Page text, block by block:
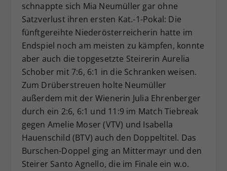
schnappte sich Mia Neumüller gar ohne
Satzverlust ihren ersten Kat.-1-Pokal: Die
fünftgereihte Niederösterreicherin hatte im
Endspiel noch am meisten zu kämpfen, konnte
aber auch die topgesetzte Steirerin Aurelia
Schober mit 7:6, 6:1 in die Schranken weisen.
Zum Drüberstreuen holte Neumüller
außerdem mit der Wienerin Julia Ehrenberger
durch ein 2:6, 6:1 und 11:9 im Match Tiebreak
gegen Amelie Moser (VTV) und Isabella
Hauenschild (BTV) auch den Doppeltitel. Das
Burschen-Doppel ging an Mittermayr und den
Steirer Santo Agnello, die im Finale ein w.o.